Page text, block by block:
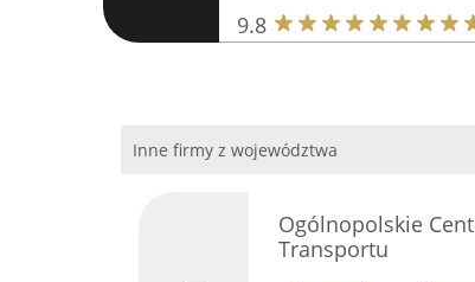
9.8
Inne firmy z województwa
Ogólnopolskie
Transportu